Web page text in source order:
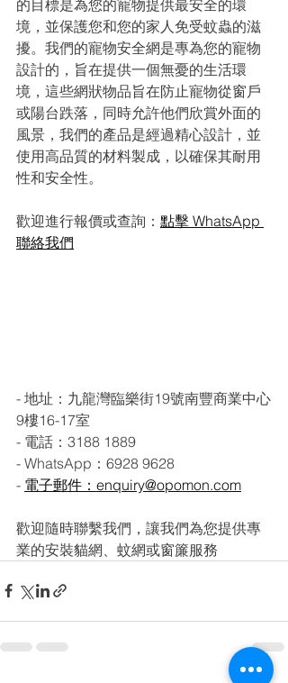
的目標是為您的寵物提供最安全的環
境，並保護您和您的家人免受蚊蟲的滋
擾。我們的寵物安全網是專為您的寵物
設計的，旨在提供一個無憂的生活環
境，這些網狀物品旨在防止寵物從窗戶
或陽台跌落，同時允許他們欣賞外面的
風景，我們的產品是經過精心設計，並
使用高品質的材料製成，以確保其耐用
性和安全性。
歡迎進行報價或查詢： 點擊 WhatsApp
聯絡我們
- 地址：九龍灣臨樂街19號南豐商業中心
9樓16-17室
- 電話：3188 1889
- WhatsApp：6928 9628
- 電子郵件：enquiry@opomon.com
歡迎隨時聯繫我們，讓我們為您提供專
業的安裝貓網、蚊網或窗簾服務